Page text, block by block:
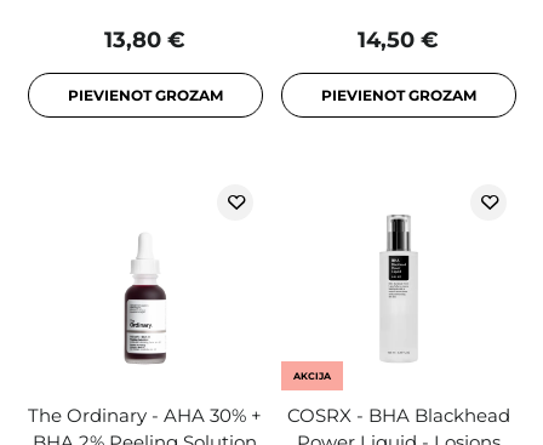
13,80 €
PIEVIENOT GROZAM
14,50 €
PIEVIENOT GROZAM
The Ordinary - AHA 30% +
AKCIJA
COSRX - BHA Blackhead